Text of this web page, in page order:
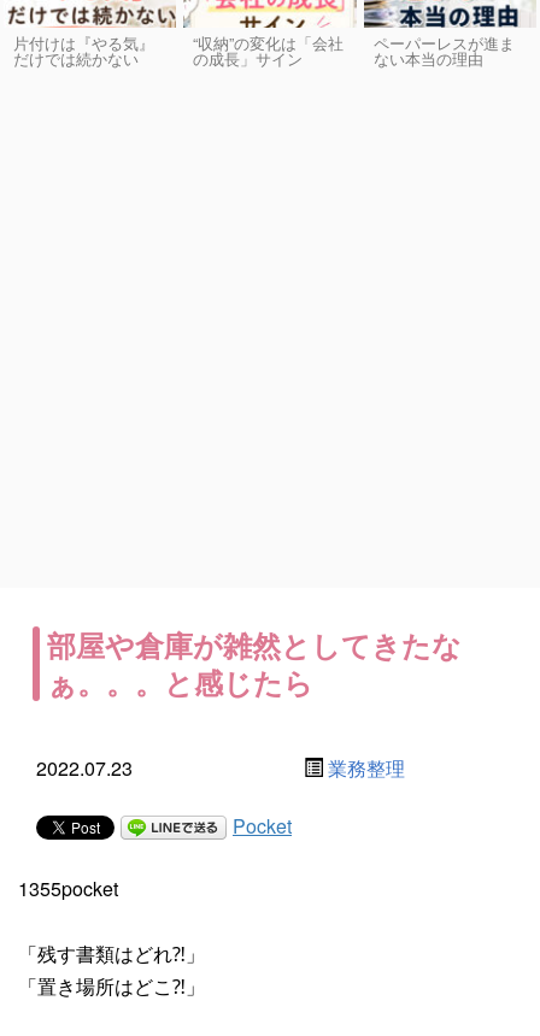
片付けは『やる気』
だけでは続かない
“収納”の変化は「会社
の成長」サイン
ペーパーレスが進ま
ない本当の理由
部屋や倉庫が雑然としてきたな
ぁ。。。と感じたら
2022.07.23 業務整理
Pocket
1355pocket
「残す書類はどれ⁈」
「置き場所はどこ⁈」